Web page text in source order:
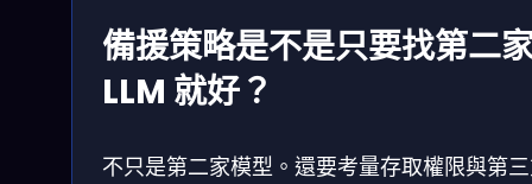
備援策略是不是只要找第二
LLM 就好？
不只是第二家模型。還要考量存取權限與第